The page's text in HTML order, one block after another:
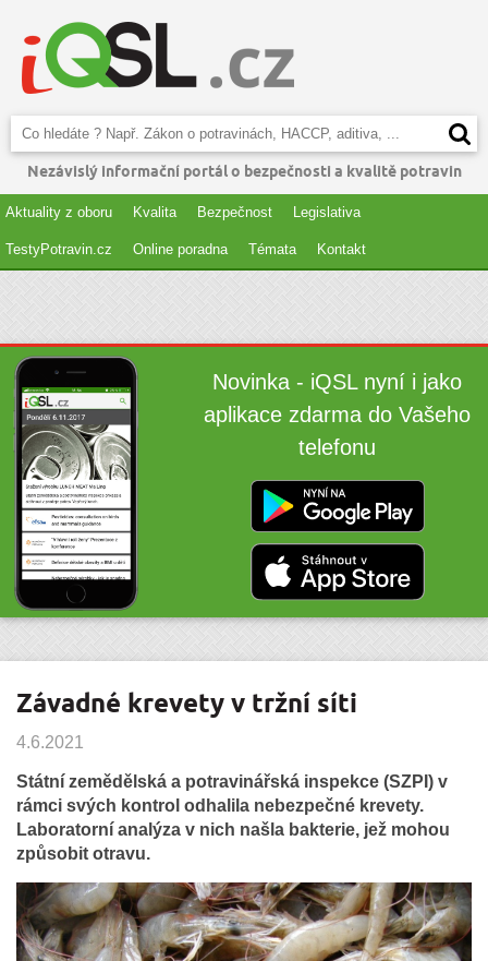
Nezávislý informační portál o bezpečnosti a kvalitě potravin
Aktuality z oboru Kvalita Bezpečnost Legislativa
TestyPotravin.cz Online poradna Témata Kontakt
Novinka - iQSL nyní i jako
aplikace zdarma do Vašeho
telefonu
Závadné krevety v tržní síti
4.6.2021
Státní zemědělská a potravinářská inspekce (SZPI) v
rámci svých kontrol odhalila nebezpečné krevety.
Laboratorní analýza v nich našla bakterie, jež mohou
způsobit otravu.